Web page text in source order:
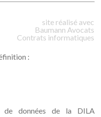
site réalisé avec
Baumann Avocats
Contrats informatiques
:
données de la DILA